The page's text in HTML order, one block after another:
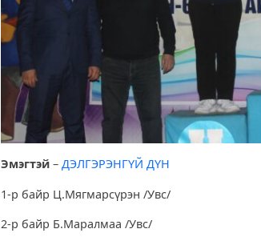
Эмэгтэй –ДЭЛГЭРЭНГҮЙ ДҮН
1-р байр Ц.Мягмарсүрэн /Увс/
2-р байр Б.Маралмаа /Увс/